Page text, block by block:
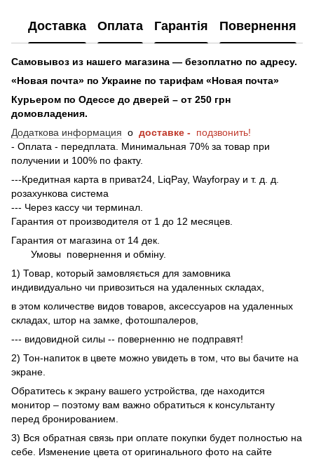
Доставка Оплата Гарантія Повернення
Самовывоз из нашего магазина — безоплатно по адресу.
«Новая почта» по Украине по тарифам «Новая почта»
Курьером по Одессе до дверей – от 250 грн
домовладения.
Додаткова информация о доставке - подзвонить!
- Оплата - передплата. Минимальная 70% за товар при
получении и 100% по факту.
---Кредитная карта в приват24, LiqPay, Wayforpay и т. д. д.
розахункова система
--- Через кассу чи терминал.
Гарантия от производителя от 1 до 12 месяцев.
Гарантия от магазина от 14 дек.
Умовы повернення и обміну.
1) Товар, который замовляється для замовника
индивидуально чи привозиться на удаленных складах,
в этом количестве видов товаров, аксессуаров на удаленных
складах, штор на замке, фотошпалеров,
--- видовидной силы -- поверненню не подправят!
2) Тон-напиток в цвете можно увидеть в том, что вы бачите на
экране.
Обратитесь к экрану вашего устройства, где находится
монитор – поэтому вам важно обратиться к консультанту
перед бронированием.
3) Вся обратная связь при оплате покупки будет полностью на
себе. Изменение цвета от оригинального фото на сайте